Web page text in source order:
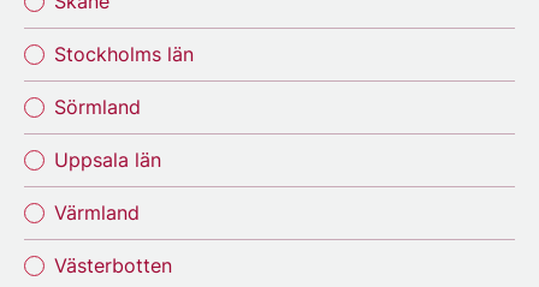
Stockholms län
Sörmland
Uppsala län
Värmland
Västerbotten